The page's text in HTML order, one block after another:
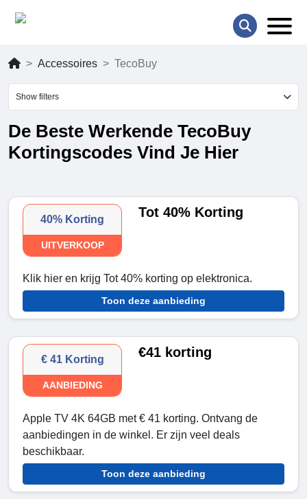
Accessoires TecoBuy
Show filters
De Beste Werkende TecoBuy
Kortingscodes Vind Je Hier
40% Korting
UITVERKOOP
Tot 40% Korting
Klik hier en krijg Tot 40% korting op elektronica.
Toon deze aanbieding
€ 41 Korting
AANBIEDING
€41 korting
Apple TV 4K 64GB met € 41 korting. Ontvang de
aanbiedingen in de winkel. Er zijn veel deals
beschikbaar.
Toon deze aanbieding